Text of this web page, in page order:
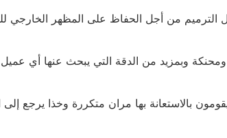
من أجل الحفاظ على المظهر الخارجي
ومحنكة وبمزيد من الدقة التي يبحث عنها أي
بالاستعانة بها مران متكررة وخذا يرجع إلى